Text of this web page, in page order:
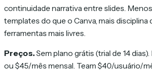
continuidade narrativa entre slides.
templates do que o Canva, mais disciplina
ferramentas mais livres.
Preços.Sem plano grátis (trial de 14
ou $45/mês mensal. Team $40/usuário/